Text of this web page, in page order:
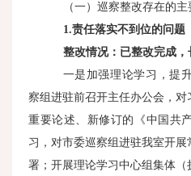
（一）巡察整改存在的
1.责任落实不到位的问题
整改情况：已整改完成，
一是加强理论学习，提
察组进驻前召开主任办公会，
重要论述、新修订的《中国共
习，对市委巡察组进驻我室开
署；开展理论学习中心组集体